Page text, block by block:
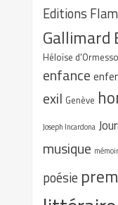
Editions
Gallimard
Héloïse
enfance
exil Genève
Joseph Incardona
musique
poésie